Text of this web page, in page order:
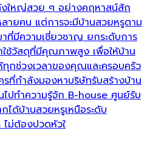
งใหญ่สวย ๆ อย่างคฤหาสน์สัก
ายคน แต่การจะมีบ้านสวยหรูตาม
ที่มีความเชี่ยวชาญ ยกระดับการ
ช้วัสดุที่มีคุณภาพสูง เพื่อให้บ้าน
ทุกช่วงเวลาของคุณและครอบครัว
รที่กำลังมองหาบริษัทรับสร้างบ้าน
ปทำความรู้จัก B-house ศูนย์รับ
ได้บ้านสวยหรูเหนือระดับ
ม่ต้องปวดหัวใ